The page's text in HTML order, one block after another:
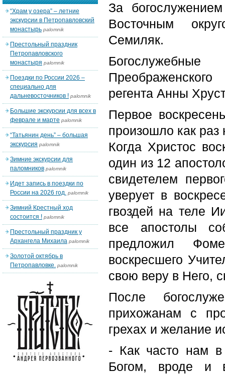
За
Восточным
Семиляк.
регента Анны
Первое
произошло как
Когда Христос
один из 12
свидетелем
уверует в
гвоздей на теле
все апостолы
предложил
воскресшего
свою веру в Него,
После
прихожанам с
грехах и желание
- Как часто нам
Богом, вроде и
“Храм у озера” – летние
экскурсии в Петропавловский
монастырь palomnik
Престольный праздник
Петропавловского
монастыря palomnik
Поездки по России 2026 –
специально для
дальневосточников ! palomnik
Большие экскурсии для всех в
феврале и марте palomnik
“Татьянин день” – большая
экскурсия palomnik
Зимние экскурсии для
паломников palomnik
Идет запись в поездки по
России на 2026 год. palomnik
Зимний Крестный ход
состоится ! palomnik
Престольный праздник у
Архангела Михаила palomnik
Золотой октябрь в
Петропавловке. palomnik